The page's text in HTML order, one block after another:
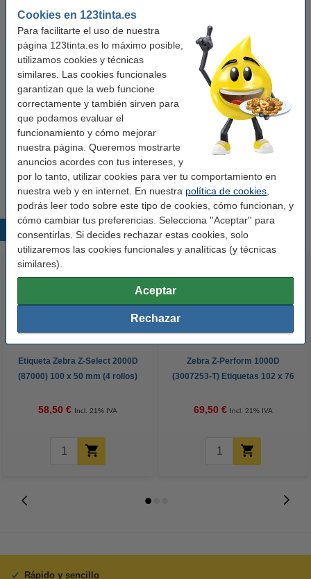
Cookies en 123tinta.es
Para facilitarte el uso de nuestra
página 123tinta.es lo máximo posible,
utilizamos cookies y técnicas
similares. Las cookies funcionales
garantizan que la web funcione
correctamente y también sirven para
que podamos evaluar el
funcionamiento y cómo mejorar
nuestra página. Queremos mostrarte
anuncios acordes con tus intereses, y
por lo tanto, utilizar cookies para ver tu comportamiento en
nuestra web y en internet. En nuestra política de cookies
podrás leer todo sobre este tipo de cookies, cómo funcionan, y
cómo cambiar tus preferencias. Selecciona ''Aceptar'' para
consentirlas. Si decides rechazar estas cookies, solo
utilizaremos las cookies funcionales y analíticas (y técnicas
similares).
Aceptar
Rechazar
Núcleo mm: 76 mm
Color: blanco
Tipo: 1000D
Cantidad: 4 x 1.020 etiquetas
Consejo
Le recomendamos que compre estas etiquetas en lugar de las
etiquetas originales.
Productos destacados
Etiqueta Zebra Z-Select 2000D
(87000) 100 x 50 mm (4 rollos)
58,50 € Incl. 21% IVA
Zebra Z-Perform 1000D
(3007253-T) Etiquetas 102 x 76
69,50 € Incl. 21% IVA
Rápido y sencillo